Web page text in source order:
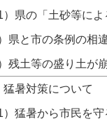
1）県の「土砂等に
県と市の条例の相
残土等の盛り土が
猛暑対策について
1）猛暑から市民を